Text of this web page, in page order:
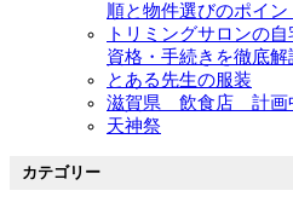
順と物件選びのポイ
トリミングサロンの
資格・手続きを徹底
とある先生の服装
滋賀県 飲食店 計画
天神祭
カテゴリー